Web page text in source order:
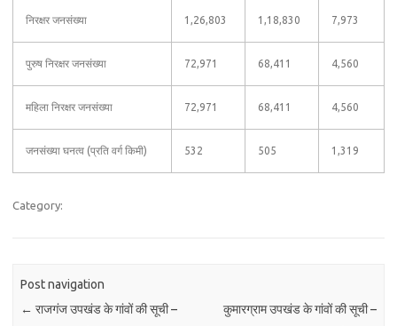
निरक्षर जनसंख्या 1,26,803 1,18,830 7,973
पुरुष निरक्षर जनसंख्या 72,971 68,411 4,560
महिला निरक्षर जनसंख्या 72,971 68,411 4,560
जनसंख्या घनत्व (प्रति वर्ग किमी) 532 505 1,319
Category:
Post navigation
← राजगंज उपखंड के गांवों की सूची –
कुमारग्राम उपखंड के गांवों की सूची –